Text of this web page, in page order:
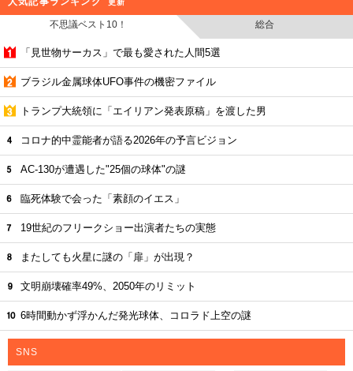
更新
不思議ベスト10！ 総合
「見世物サーカス」で最も愛された人間5選
ブラジル金属球体UFO事件の機密ファイル
トランプ大統領に「エイリアン発表原稿」を渡した男
コロナ的中霊能者が語る2026年の予言ビジョン
AC-130が遭遇した"25個の球体"の謎
臨死体験で会った「素顔のイエス」
19世紀のフリークショー出演者たちの実態
またしても火星に謎の「扉」が出現？
文明崩壊確率49%、2050年のリミット
6時間動かず浮かんだ発光球体、コロラド上空の謎
SNS